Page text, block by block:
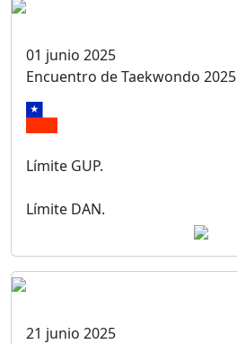
01 junio 2025
Encuentro de Taekwondo 2025
Límite GUP.
Límite DAN.
21 junio 2025